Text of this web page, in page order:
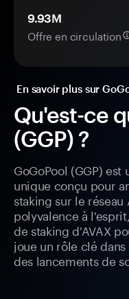
Qu'est-ce
(GGP) ?
GoGoPool (GGP)
unique conçu pour
staking sur le
polyvalence à
de staking d'AVAX
joue un rôle clé
des lancements de
9.93M
Offre en circulation
En savoir plus sur